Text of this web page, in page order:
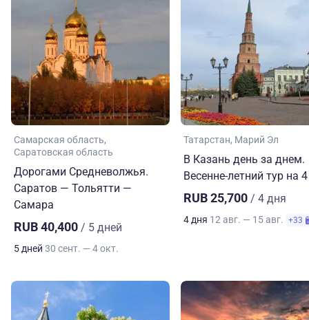
Самарская область
Саратовская область
Дорогами Средневолжья.
Саратов — Тольятти —
Самара
RUB 40,400 / 5 дней
5 дней 30 сент. — 4 окт.
Татарстан Марий Эл
В Казань день за днем.
Весенне-летний тур на
RUB 25,700 / 4 дня
4 дня 12 авг. — 15 авг. +33